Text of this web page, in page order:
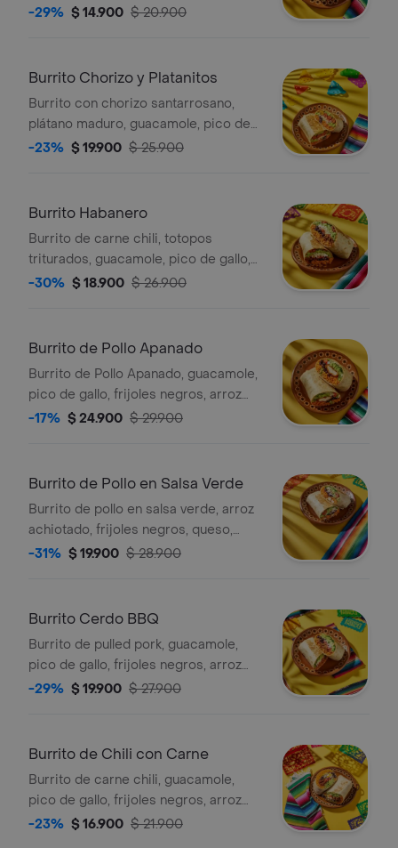
guacamole, queso, lechuga, totopos
-29% $ 14.900 $ 20.900
Burrito Chorizo y Platanitos
Burrito con chorizo santarrosano,
plátano maduro, guacamole, pico de
gallo, frijoles negros, arroz achiote,
-23% $ 19.900 $ 25.900
Burrito Habanero
Burrito de carne chili, totopos
triturados, guacamole, pico de gallo,
frijoles negros, arroz achiote, queso y
-30% $ 18.900 $ 26.900
Burrito de Pollo Apanado
Burrito de Pollo Apanado, guacamole,
pico de gallo, frijoles negros, arroz
achiote, lechuga y queso.
-17% $ 24.900 $ 29.900
Burrito de Pollo en Salsa Verde
Burrito de pollo en salsa verde, arroz
achiotado, frijoles negros, queso,
guacamole, pico de gallo, lechuga y
-31% $ 19.900 $ 28.900
Burrito Cerdo BBQ
Burrito de pulled pork, guacamole,
pico de gallo, frijoles negros, arroz
achiote, lechuga y queso.
-29% $ 19.900 $ 27.900
Burrito de Chili con Carne
Burrito de carne chili, guacamole,
pico de gallo, frijoles negros, arroz
achiote, lechuga, queso y salsa verde.
-23% $ 16.900 $ 21.900